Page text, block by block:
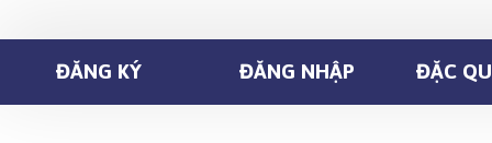
ĐĂNG KÝ ĐĂNG NHẬP ĐẶC